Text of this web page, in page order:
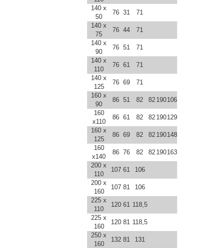
140 x
50
76 31
71
140 x
75
76 44
71
140 x
90
76 51
71
140 x
110
76 61
71
140 x
125
76 69
71
160 x
90
86 51 82 82 190106
160
x110
86 61 82 82 190129
160 x
125
86 69 82 82 190148
160
x140
86 76 82 82 190163
200 x
110
107 61
106
200 x
160
107 81
106
225 x
110
120 61 118,5
225 x
160
120 81 118,5
250 x
160
132 81
131